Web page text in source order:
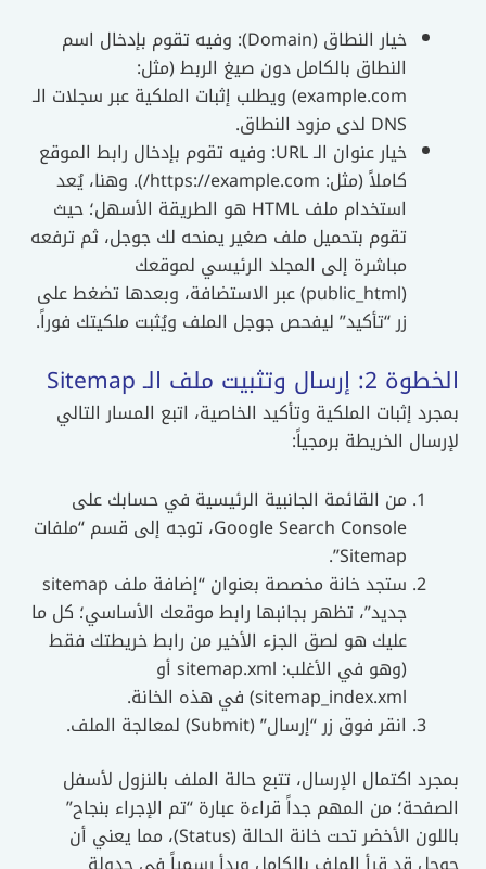
خيار النطاق (Domain): وفيه تقوم بإدخال اسم
النطاق بالكامل دون صيغ الربط (مثل:
example.com) ويطلب إثبات الملكية عبر سجلات الـ
DNS لدى مزود النطاق.
خيار عنوان الـ URL: وفيه تقوم بإدخال رابط الموقع
كاملاً (مثل: https://example.com/). وهنا، يُعد
استخدام ملف HTML هو الطريقة الأسهل؛ حيث
تقوم بتحميل ملف صغير يمنحه لك جوجل، ثم ترفعه
مباشرة إلى المجلد الرئيسي لموقعك
(public_html) عبر الاستضافة، وبعدها تضغط على
زر “تأكيد” ليفحص جوجل الملف ويُثبت ملكيتك فوراً.
الخطوة 2: إرسال وتثبيت ملف الـ Sitemap
بمجرد إثبات الملكية وتأكيد الخاصية، اتبع المسار التالي
لإرسال الخريطة برمجياً:
من القائمة الجانبية الرئيسية في حسابك على
Google Search Console، توجه إلى قسم “ملفات
Sitemap”.
ستجد خانة مخصصة بعنوان “إضافة ملف sitemap
جديد”، تظهر بجانبها رابط موقعك الأساسي؛ كل ما
عليك هو لصق الجزء الأخير من رابط خريطتك فقط
(وهو في الأغلب: sitemap.xml أو
sitemap_index.xml) في هذه الخانة.
انقر فوق زر “إرسال” (Submit) لمعالجة الملف.
بمجرد اكتمال الإرسال، تتبع حالة الملف بالنزول لأسفل
الصفحة؛ من المهم جداً قراءة عبارة “تم الإجراء بنجاح”
باللون الأخضر تحت خانة الحالة (Status)، مما يعني أن